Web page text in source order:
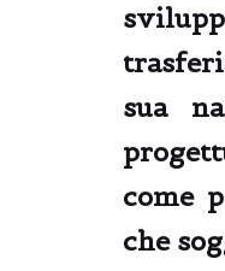
sua
come
che